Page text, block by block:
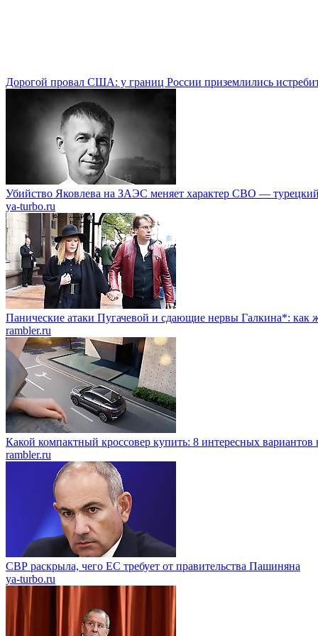
Дорогой провал США: у границ России приземлились
Убийство Яковлева на ЗАЭС меняет характер СВО —
ya-turbo.ru
Панические атаки Пугачевой и сдающие нервы Галкина*: как
rambler.ru
Какой компактный кроссовер купить: 8 интересных вариантов
rambler.ru
СВР раскрыла, чего ЕС требует от правительства Пашиняна
ya-turbo.ru